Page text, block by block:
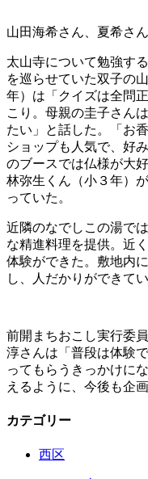
山田海希さん、夏希さん
太山寺について勉強す
を巡らせていた双子の
年）は「クイズは全問
こり。母親の圭子さん
たい」と話した。「お
ショップも人気で、好
のブースでは仏様が大
林弥生くん（小３年）
っていた。
近隣のなでしこの湯で
な精進料理を提供。近
体験ができた。敷地内
し、人だかりができてい
前開まちおこし実行委
淳さんは「普段は体験
ってもらうきっかけに
えるように、今後も企
カテゴリー
西区